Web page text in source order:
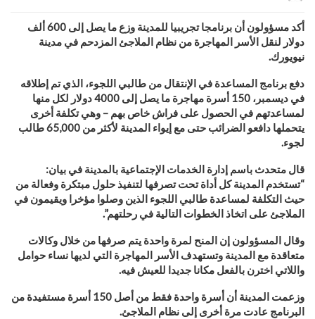
أكد مسؤولون أن برنامجا تجريبيا للمدينة وزع ما يصل إلى 600 ألف
دولار لنقل الأسر المهاجرة من نظام الملاجئ المزدحم في مدينة
نيويورك.
دفع برنامج المساعدة في الإنتقال من طالبي اللجوء، الذي تم إطلاقه
في ديسمبر، 150 أسرة مهاجرة ما يصل إلى 4000 دولار لكل منها
لمساعدتهم في الحصول على فراش خاص بهم – وهي تكلفة أخرى
يتحملها دافعو الضرائب حتى مع إيواء المدينة لأكثر من 65,000 طالب
لجوء.
قال متحدث باسم إدارة الخدمات الإجتماعية بالمدينة في بيان:
“تستخدم المدينة كل أداة تحت تصرفها لتنفيذ حلول مبتكرة وفعالة من
حيث التكلفة لمساعدة طالبي اللجوء الذين وصلوا مؤخرا ويقيمون في
الملاجئ على اتخاذ الخطوات التالية في رحلتهم”.
وقال المسؤولون إن المنح لمرة واحدة يتم صرفها من خلال وكالات
متعاقدة مع المدينة وتستهدف الأسر المهاجرة التي لديها نساء حوامل
واللاتي اخترن بالفعل مكانا جديدا للعيش فيه.
وزعمت المدينة أن أسرة واحدة فقط من أصل 150 أسرة مستفيدة من
البرنامج عادت مرة أخرى إلى نظام الملاجئ.